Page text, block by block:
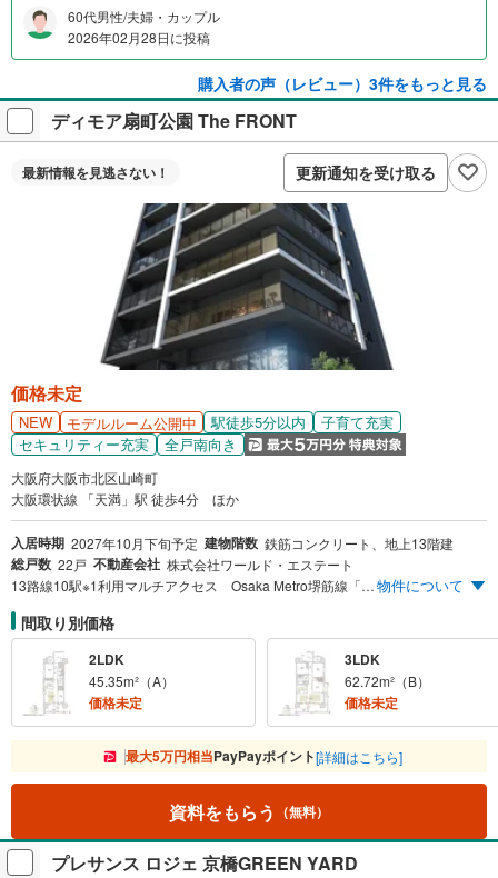
60代男性/夫婦・カップル
2026年02月28日に投稿
購入者の声（レビュー）3件をもっと見る
ディモア扇町公園 The FRONT
最新情報を見逃さない！ 更新通知を受け取る
価格未定
NEW モデルルーム公開中 駅徒歩5分以内
子育て充実
セキュリティー充実
全戸南向き
大阪府大阪市北区山崎町
大阪環状線 「天満」駅 徒歩4分 ほか
入居時期 2027年10月下旬予定 建物階数 鉄筋コンクリート、地上13階建
総戸数 22戸 不動産会社 株式会社ワールド・エステート
13路線10駅※1利用マルチアクセス Osaka Metro堺筋線「扇町」駅徒歩4分（約270m） JR大阪環状線「天満」駅徒歩4分（約320m） 最上階13階・12階 専有面積108m²超・1フロア1邸｜100％角住戸〈1フロア2邸中心〉｜〔2階～11階〕2LDK・3LDK 専有面積45m²台・62m²台 ※1.Osaka Metro堺筋線「扇町」駅徒歩4分、Osaka Metro谷町線「中崎町」駅徒歩6分、Osaka Metro谷町線・堺筋線「天神橋筋六丁目」駅徒歩7分、Osaka Metro谷町線「東梅田」駅徒歩16分、Osaka Metro御堂筋線「梅田」駅徒歩17分、JR大阪環状線「天満」駅徒歩4分、JR大阪環状線・JR神戸線・JR宝塚線・JRおおさか東線「大阪」駅徒歩17分、阪急千里線「天神橋筋六丁目」駅徒歩7分、阪急神戸線・阪急京都線・阪急宝塚線「大阪梅田」駅徒歩15分、阪神本線「大阪梅田」駅徒歩19分の13線10駅利用を表したものです。 ※扇町公園 徒歩1分（約40m）物件について
間取り別価格
2LDK
45.35m²（A）
価格未定
3LDK
62.72m²（B）
価格未定
最大5万円相当PayPayポイント[詳細はこちら]
資料をもらう （無料）
プレサンス ロジェ 京橋GREEN YARD